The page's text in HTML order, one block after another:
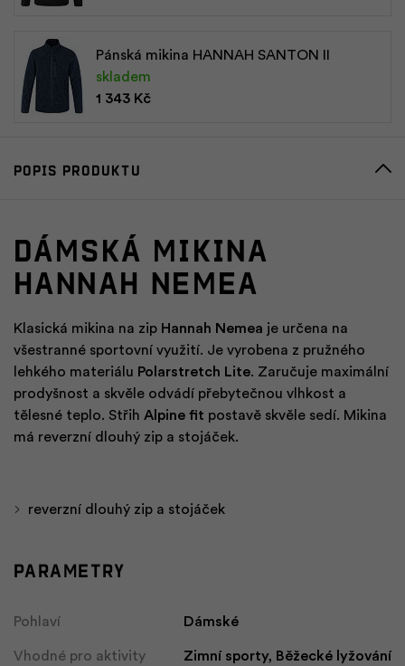
Pánská mikina HANNAH SANTON II
skladem
1 343 Kč
Popis produktu
Dámská mikina
HANNAH NEMEA
Klasická mikina na zip Hannah Nemea je určena na
všestranné sportovní využití. Je vyrobena z pružného
lehkého materiálu Polarstretch Lite. Zaručuje maximální
prodyšnost a skvěle odvádí přebytečnou vlhkost a
tělesné teplo. Střih Alpine fit postavě skvěle sedí. Mikina
má reverzní dlouhý zip a stojáček.
reverzní dlouhý zip a stojáček
Parametry
Pohlaví Dámské
Vhodné pro aktivity Zimní sporty, Běžecké lyžování